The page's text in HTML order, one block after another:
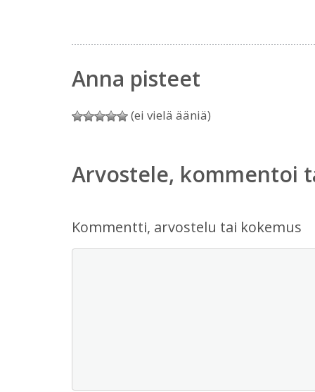
Anna pisteet
(ei vielä ääniä)
Arvostele, kommentoi
Kommentti, arvostelu tai kokemus